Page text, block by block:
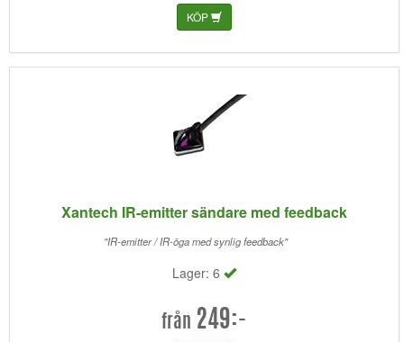
KÖP
Xantech IR-emitter sändare med feedback
"IR-emitter / IR-öga med synlig feedback"
Lager: 6
från 249:-